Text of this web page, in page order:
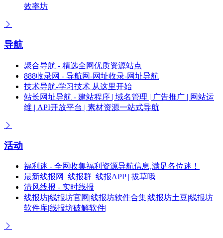
效率坊
导航
聚合导航 - 精选全网优质资源站点
888收录网 - 导航网-网址收录-网址导航
技术导航-学习技术 从这里开始
站长网址导航 - 建站程序 | 域名管理 | 广告推广 | 网站运
维 | API开放平台 | 素材资源一站式导航
活动
福利迷 - 全网收集福利资源导航信息,满足各位迷！
最新线报网_线报群_线报APP | 拔草哦
清风线报 - 实时线报
线报坊|线报坊官网|线报坊软件合集|线报坊土豆|线报坊
软件库|线报坊破解软件|